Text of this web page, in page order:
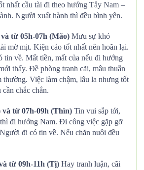
nhất cầu tài đi theo hướng Tây Nam –
Người xuất hành thì đều bình yên.
từ 05h-07h (Mão) Mưu sự khó
mờ mịt. Kiện cáo tốt nhất nên hoãn lại.
tin về. Mất tiền, mất của nếu đi hướng
thấy. Đề phòng tranh cãi, mâu thuẫn
thường. Việc làm chậm, lâu la nhưng tốt
chắc chắn.
từ 07h-09h (Thìn) Tin vui sắp tới,
đi hướng Nam. Đi công việc gặp gỡ
đi có tin về. Nếu chăn nuôi đều
từ 09h-11h (Tị) Hay tranh luận, cãi